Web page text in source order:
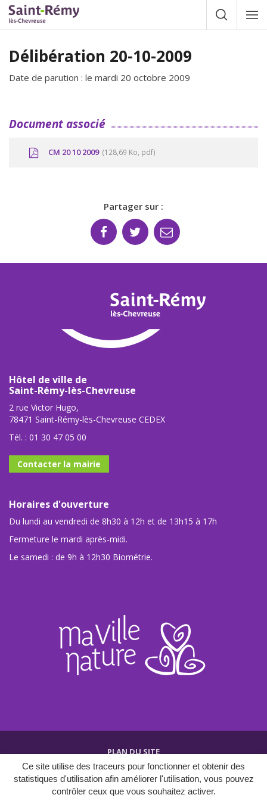
Gestion des traceurs
Ce site utilise des traceurs pour fonctionner et obtenir des
statistiques d'utilisation afin améliorer l'utilisation, vous pouvez
contrôler ceux que vous souhaitez activer.
Afficher la
Délibération 20-10-2009
Date de parution : le mardi 20 octobre 2009
Document associé
CM 20 10 2009 128,69 Ko, pdf
Partager sur :
Hôtel de ville de
Saint-Rémy-lès-Chevreuse
2 rue Victor Hugo,
78471 Saint-Rémy-lès-Chevreuse CEDEX
Tél. : 01 30 47 05 00
Contacter la mairie
Horaires d'ouverture
Du lundi au vendredi de 8h30 à 12h et de 13h15 à 17h
Fermeture le mardi après-midi.
Le samedi : de 9h à 12h30 Biométrie.
PLAN DU SITE
CRÉDITS ET MENTIONS
POLITIQUE DE CONFIDENTIALITÉ